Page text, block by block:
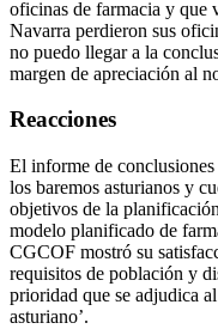
oficinas de farmacia y que
Navarra perdieron sus
no puedo llegar a la
margen de apreciación al
Reacciones
El informe de conclusiones
los baremos asturianos y
objetivos de la
modelo planificado de
CGCOF mostró su
requisitos de población y
prioridad que se adjudica
asturiano’.